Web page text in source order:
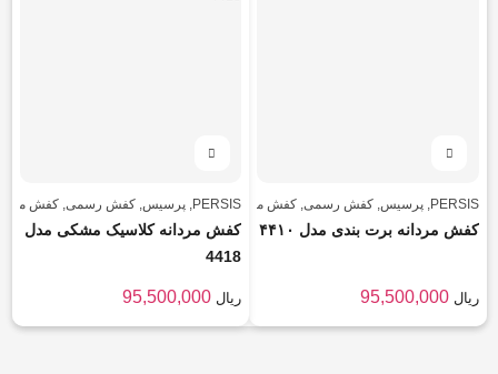
PERSIS
,پرسیس,کفش رسمی,کفش مردانه ,کلاسیک, مردانه
کفش مردانه برت بندی مدل ۴۴۱۰
95,500,000 ریال
PERSIS
, پرسیس, کفش رسمی, کفش
کفش مردانه کلاسیک مشکی مدل
4418
95,500,000 ریال